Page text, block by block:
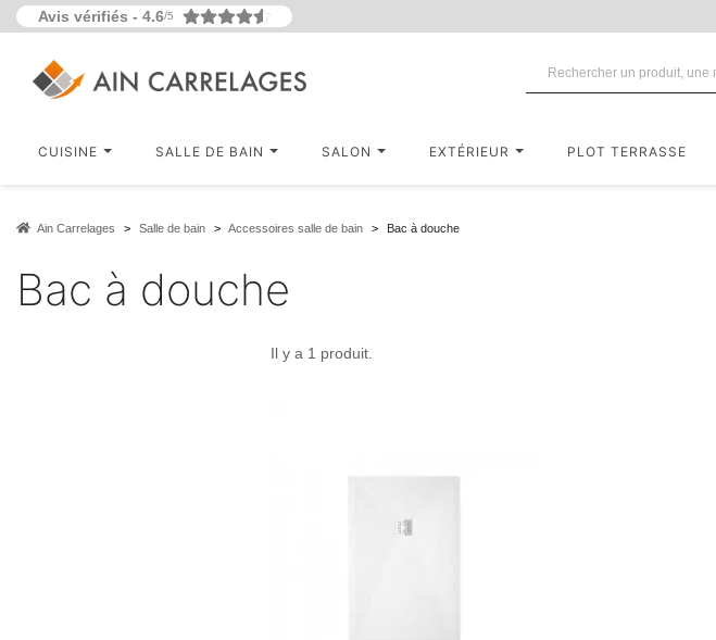
Avis vérifiés - 4.6/5
CUISINE SALLE DE BAIN SALON EXTÉRIEUR PLOT TERRASSE
Ain Carrelages Salle de bain Accessoires salle de bain Bac à douche
Bac à douche
Il y a 1 produit.